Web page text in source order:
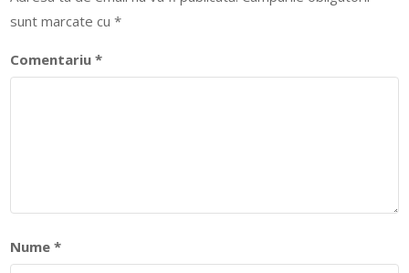
sunt marcate cu*
Comentariu*
Nume*